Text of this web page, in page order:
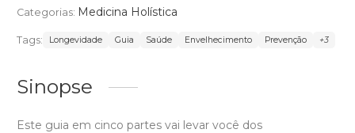
Categorias: Medicina Holística
Tags: Longevidade Guia Saúde Envelhecimento Prevenção +3
Sinopse
Este guia em cinco partes vai levar você dos